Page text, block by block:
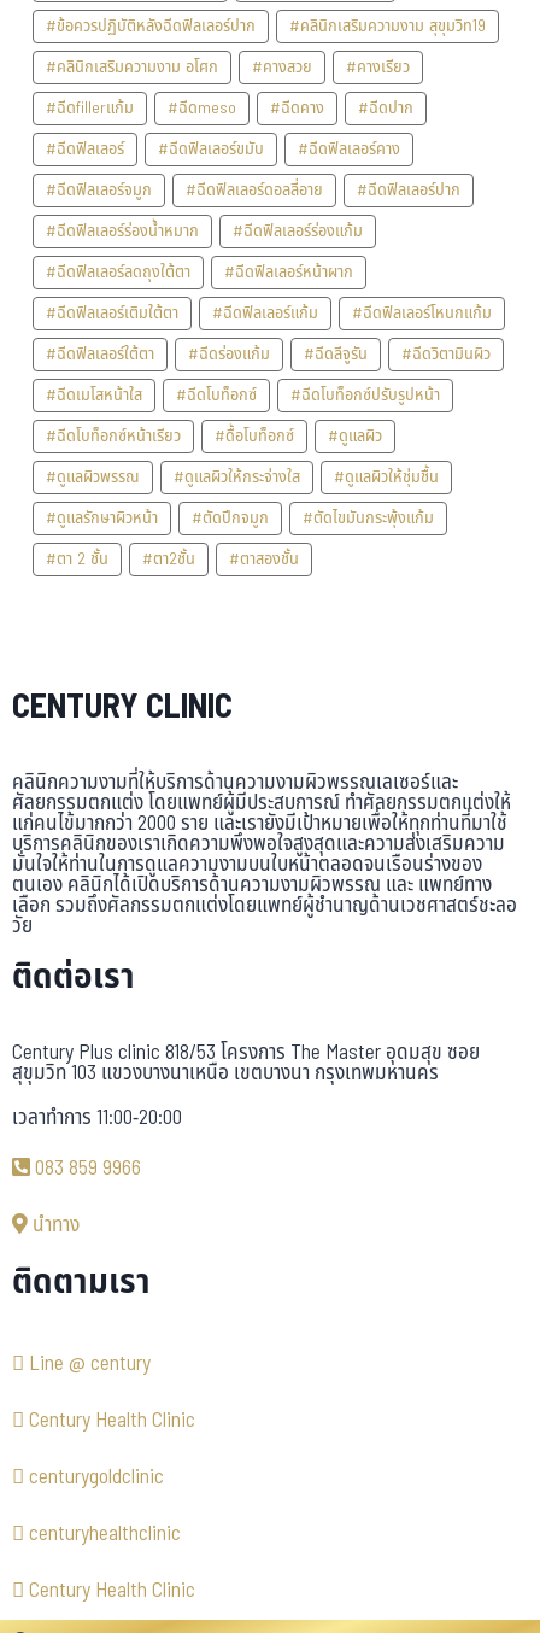
#ข้อควรปฏิบัติหลังฉีดฟิลเลอร์ปาก
#คลินิกเสริมความงาม สุขุมวิท19
#คลินิกเสริมความงาม อโศก
#คางสวย
#คางเรียว
#ฉีดfillerแก้ม
#ฉีดmeso #ฉีดคาง
#ฉีดปาก
#ฉีดฟิลเลอร์
#ฉีดฟิลเลอร์ขมับ
#ฉีดฟิลเลอร์คาง
#ฉีดฟิลเลอร์จมูก
#ฉีดฟิลเลอร์ดอลลี่อาย
#ฉีดฟิลเลอร์ปาก
#ฉีดฟิลเลอร์ร่องน้ำหมาก
#ฉีดฟิลเลอร์ร่องแก้ม
#ฉีดฟิลเลอร์ลดถุงใต้ตา
#ฉีดฟิลเลอร์หน้าผาก
#ฉีดฟิลเลอร์เติมใต้ตา
#ฉีดฟิลเลอร์แก้ม
#ฉีดฟิลเลอร์โหนกแก้ม
#ฉีดฟิลเลอร์ใต้ตา
#ฉีดร่องแก้ม #ฉีดลีจูรัน
#ฉีดวิตามินผิว
#ฉีดเมโสหน้าใส
#ฉีดโบท็อกซ์
#ฉีดโบท็อกซ์ปรับรูปหน้า
#ฉีดโบท็อกซ์หน้าเรียว
#ดื้อโบท็อกซ์
#ดูแลผิว
#ดูแลผิวพรรณ
#ดูแลผิวให้กระจ่างใส
#ดูแลผิวให้ชุ่มชื้น
#ดูแลรักษาผิวหน้า
#ตัดปีกจมูก
#ตัดไขมันกระพุ้งแก้ม
#ตา 2 ชั้น
#ตา2ชั้น #ตาสองชั้น
CENTURY CLINIC
คลินิกความงามที่ให้บริการด้านความงามผิวพรรณเลเซอร์และ
ศัลยกรรมตกแต่ง โดยแพทย์ผู้มีประสบการณ์ ทำศัลยกรรมตกแต่งให้
แก่คนไข้มากกว่า 2000 ราย และเรายังมีเป้าหมายเพื่อให้ทุกท่านที่มาใช้
บริการคลินิกของเราเกิดความพึงพอใจสูงสุดและความส่งเสริมความ
มั่นใจให้ท่านในการดูแลความงามบนใบหน้าตลอดจนเรือนร่างของ
ตนเอง คลินิกได้เปิดบริการด้านความงามผิวพรรณ และ แพทย์ทาง
เลือก รวมถึงศัลกรรมตกแต่งโดยแพทย์ผู้ชำนาญด้านเวชศาสตร์ชะลอ
วัย
ติดต่อเรา
Century Plus clinic 818/53 โครงการ The Master อุดมสุข ซอย
สุขุมวิท 103 แขวงบางนาเหนือ เขตบางนา กรุงเทพมหานคร
เวลาทำการ 11:00-20:00
083 859 9966
นำทาง
ติดตามเรา
Line @ century
Century Health Clinic
centurygoldclinic
centuryhealthclinic
Century Health Clinic